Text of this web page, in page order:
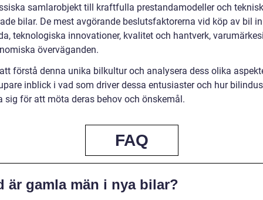
samlarobjekt till kraftfulla prestandamodeller och
bilar. De mest avgörande beslutsfaktorerna vid köp av bil
teknologiska innovationer, kvalitet och hantverk,
överväganden.
förstå denna unika bilkultur och analysera dess olika
inblick i vad som driver dessa entusiaster och hur
sig för att möta deras behov och önskemål.
FAQ
är gamla män i nya bilar?